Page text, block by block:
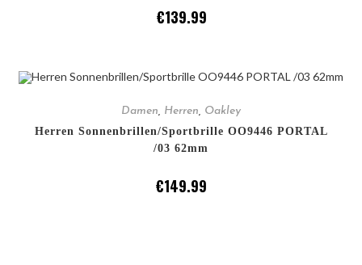
€139.99
Damen, Herren, Oakley
Herren Sonnenbrillen/Sportbrille OO9446 PORTAL
/03 62mm
€149.99